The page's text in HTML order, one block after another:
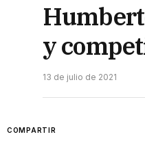
y
13 de julio de 2021
COMPARTIR